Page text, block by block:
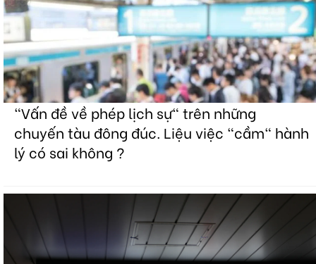
"Vấn đề về phép lịch sự" trên những
chuyến tàu đông đúc. Liệu việc "cầm" hành
lý có sai không ?